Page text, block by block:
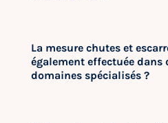
La mesure chutes et
également effectuée dans
domaines spécialisés ?